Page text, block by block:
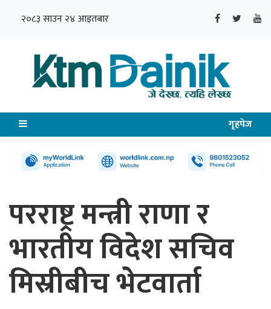
२०८३ साउन २४ आइतबार
गृहपेज
परराष्ट्र मन्त्री राणा र
भारतीय विदेश सचिव
मिस्रीबीच भेटवार्ता